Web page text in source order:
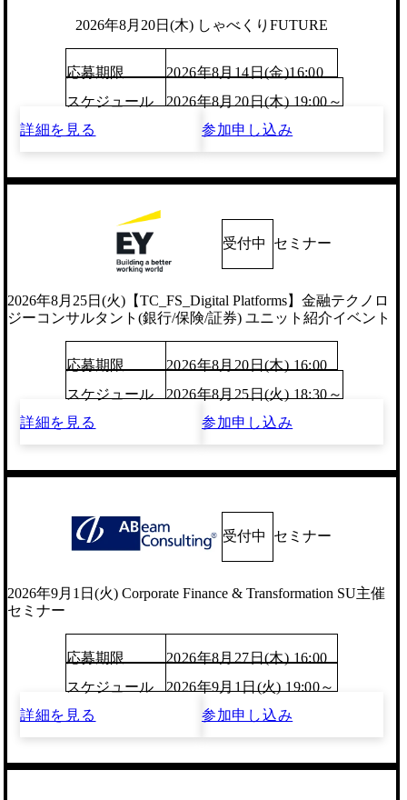
2026年8月20日(木) しゃべくりFUTURE
応募期限
2026年8月14日(金)16:00
スケジュール
2026年8月20日(木) 19:00～
詳細を見る
参加申し込み
受付中 セミナー
2026年8月25日(火)【TC_FS_Digital Platforms】金融テクノロ
ジーコンサルタント(銀行/保険/証券) ユニット紹介イベント
応募期限
2026年8月20日(木) 16:00
スケジュール
2026年8月25日(火) 18:30～
詳細を見る
参加申し込み
受付中 セミナー
2026年9月1日(火) Corporate Finance & Transformation SU主催
セミナー
応募期限
2026年8月27日(木) 16:00
スケジュール
2026年9月1日(火) 19:00～
詳細を見る
参加申し込み